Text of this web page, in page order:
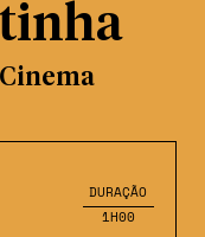
DURAÇÃO
1H00